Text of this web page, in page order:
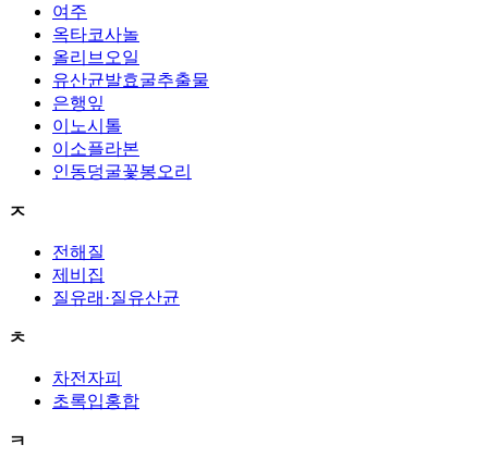
여주
옥타코사놀
올리브오일
유산균발효굴추출물
은행잎
이노시톨
이소플라본
인동덩굴꽃봉오리
ㅈ
전해질
제비집
질유래·질유산균
ㅊ
차전자피
초록입홍합
ㅋ